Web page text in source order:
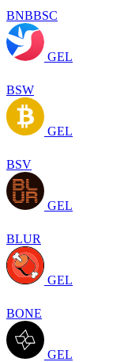
BNBBSC
GEL
BSW
GEL
BSV
GEL
BLUR
GEL
BONE
GEL